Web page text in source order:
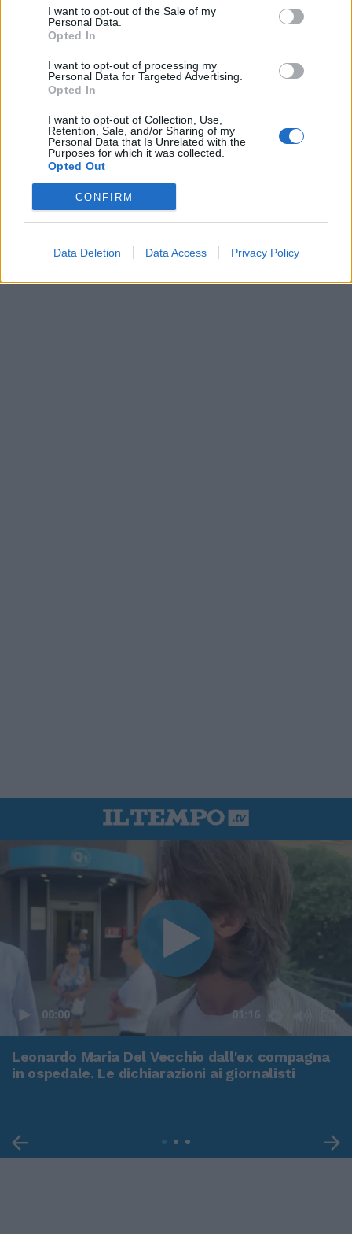
I want to opt-out of the Sale of my
Personal Data.
Opted In
I want to opt-out of processing my
Personal Data for Targeted Advertising.
Opted In
I want to opt-out of Collection, Use,
Retention, Sale, and/or Sharing of my
Personal Data that Is Unrelated with the
Purposes for which it was collected.
Opted Out
CONFIRM
Data Deletion Data Access Privacy Policy
In evidenza
00:00 01:16
Leonardo Maria Del Vecchio dall'ex compagna
in ospedale. Le dichiarazioni ai giornalisti